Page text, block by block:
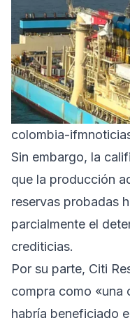
colombia-
Sin embargo, la
que la producción
reservas probadas
parcialmente el
crediticias.
Por su parte, Citi
compra como «una
habría beneficiado